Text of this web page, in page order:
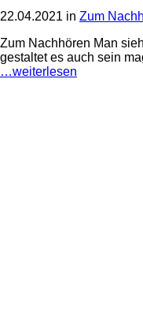
22.04.2021 in Zum
Zum Nachhören Man
gestaltet es auch sein
…weiterlesen